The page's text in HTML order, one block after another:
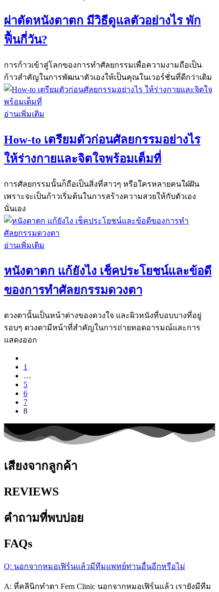
ผ่าตัดหนังตาตก มีวิธีดูแลตัวอย่างไร พัก
ฟื้นกี่วัน?
การก้าวเข้าสู่โลกของการทําศัลยกรรมเพื่อความงามถือเป็น
ก้าวสําคัญในการพัฒนาตัวเองให้เป็นคุณในเวอร์ชั่นที่ดีกว่าเดิม
อ่านเพิ่มเติม
How-to เตรียมตัวก่อนศัลยกรรมอย่างไร
ให้ร่างกายและจิตใจพร้อมเต็มที่
การศัลยกรรมนั้นก็ถือเป็นสิ่งที่สาวๆ หรือใครหลายคนใฝ่ฝัน
เพราะจะเป็นก้าวเริ่มต้นในการสร้างความสวยให้กับตัวเอง
นั่นเอง
อ่านเพิ่มเติม
หนังตาตก แก้ยังไง เช็คประโยชน์และข้อดี
ของการทำศัลยกรรมดวงตา
ดวงตานั้นเป็นหน้าต่างของดวงใจ และผิวหนังที่บอบบางที่อยู่
รอบๆ ดวงตามีหน้าที่สำคัญในการถ่ายทอดอารมณ์และการ
แสดงออก
1
…
5
6
7
8
เสียงจากลูกค้า
REVIEWS
คำถามที่พบบ่อย​
FAQs
Q: นอกจากหมอเฟิร์นแล้วมีทีมแพทย์ท่านอื่นอีกหรือไม่
A: ที่คลินิกทำตา Fern Clinic นอกจากหมอเฟิร์นแล้ว เรายังมีทีม